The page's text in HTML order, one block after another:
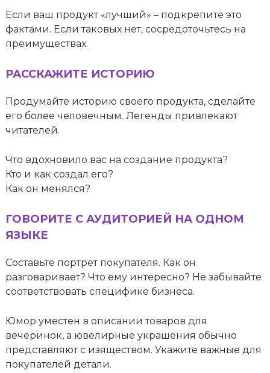
Если ваш продукт «лучший» – подкрепите это
фактами. Если таковых нет, сосредоточьтесь на
преимуществах.
РАССКАЖИТЕ ИСТОРИЮ
Продумайте историю своего продукта, сделайте
его более человечным. Легенды привлекают
читателей.
Что вдохновило вас на создание продукта?
Кто и как создал его?
Как он менялся?
ГОВОРИТЕ С АУДИТОРИЕЙ НА ОДНОМ
ЯЗЫКЕ
Составьте портрет покупателя. Как он
разговаривает? Что ему интересно? Не забывайте
соответствовать специфике бизнеса.
Юмор уместен в описании товаров для
вечеринок, а ювелирные украшения обычно
представляют с изяществом. Укажите важные для
покупателей детали.